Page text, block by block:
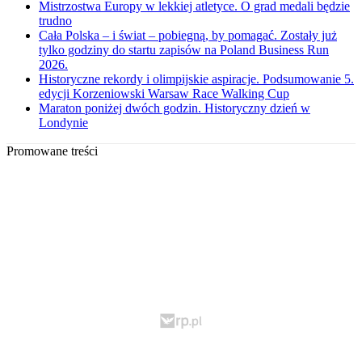
Mistrzostwa Europy w lekkiej atletyce. O grad medali będzie
trudno
Cała Polska – i świat – pobiegną, by pomagać. Zostały już
tylko godziny do startu zapisów na Poland Business Run
2026.
Historyczne rekordy i olimpijskie aspiracje. Podsumowanie 5.
edycji Korzeniowski Warsaw Race Walking Cup
Maraton poniżej dwóch godzin. Historyczny dzień w
Londynie
Promowane treści